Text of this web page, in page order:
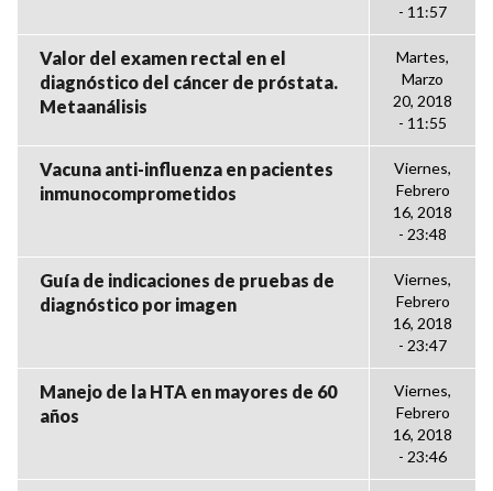
- 11:57
Valor del examen rectal en el
diagnóstico del cáncer de próstata.
Metaanálisis
Martes,
Marzo
20, 2018
- 11:55
Vacuna anti-influenza en pacientes
inmunocomprometidos
Viernes,
Febrero
16, 2018
- 23:48
Guía de indicaciones de pruebas de
diagnóstico por imagen
Viernes,
Febrero
16, 2018
- 23:47
Manejo de la HTA en mayores de 60
años
Viernes,
Febrero
16, 2018
- 23:46